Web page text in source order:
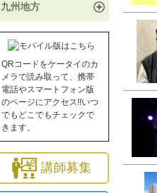
九州地方
QRコードをケータイのカ
メラで読み取って、携帯
電話やスマートフォン版
のページにアクセス!!いつ
でもどこでもチェックで
きます。
講師募集